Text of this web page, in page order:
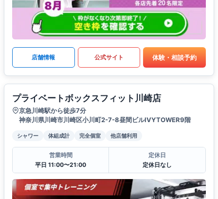
店舗情報 公式サイト 体験・相談予約
プライベートボックスフィット川崎店
京急川崎駅から徒歩7分
神奈川県川崎市川崎区小川町2-7-8昼間ビルIVYTOWER9階
シャワー 体組成計 完全個室 他店舗利用
営業時間
平日 11:00〜21:00
定休日
定休日なし